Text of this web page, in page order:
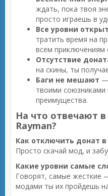
ждать, пока твоя
просто играешь в
Все уровни
тратить время на
всем приключениям
Отсутствие
на скины, ты
Баги не мешают —
твоими союзниками
преимущества.
На что отвечают
Rayman?
Как отключить донат в
Просто скачай мод, и
Какие уровни самые
Говорят, самые жесткие
модами ты их пройдешь